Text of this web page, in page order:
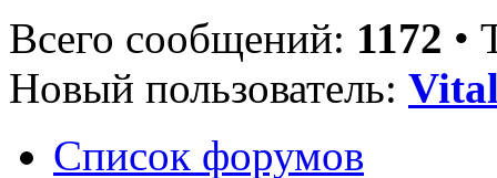
Всего сообщений: 1172 •
Новый пользователь:
Список форумов